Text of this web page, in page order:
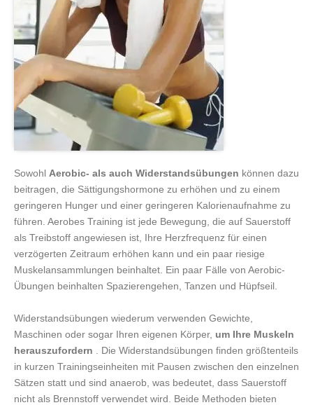
Sowohl Aerobic- als auch Widerstandsübungen können dazu
beitragen, die Sättigungshormone zu erhöhen und zu einem
geringeren Hunger und einer geringeren Kalorienaufnahme zu
führen. Aerobes Training ist jede Bewegung, die auf Sauerstoff
als Treibstoff angewiesen ist, Ihre Herzfrequenz für einen
verzögerten Zeitraum erhöhen kann und ein paar riesige
Muskelansammlungen beinhaltet. Ein paar Fälle von Aerobic-
Übungen beinhalten Spazierengehen, Tanzen und Hüpfseil.
Widerstandsübungen wiederum verwenden Gewichte,
Maschinen oder sogar Ihren eigenen Körper, um Ihre Muskeln
herauszufordern . Die Widerstandsübungen finden größtenteils
in kurzen Trainingseinheiten mit Pausen zwischen den einzelnen
Sätzen statt und sind anaerob, was bedeutet, dass Sauerstoff
nicht als Brennstoff verwendet wird. Beide Methoden bieten